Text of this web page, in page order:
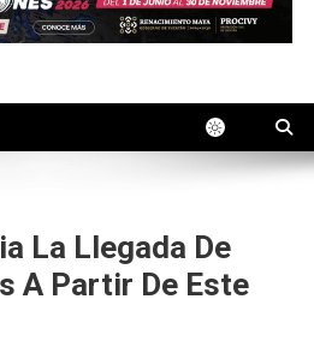
La Llegada De
A Partir De Este